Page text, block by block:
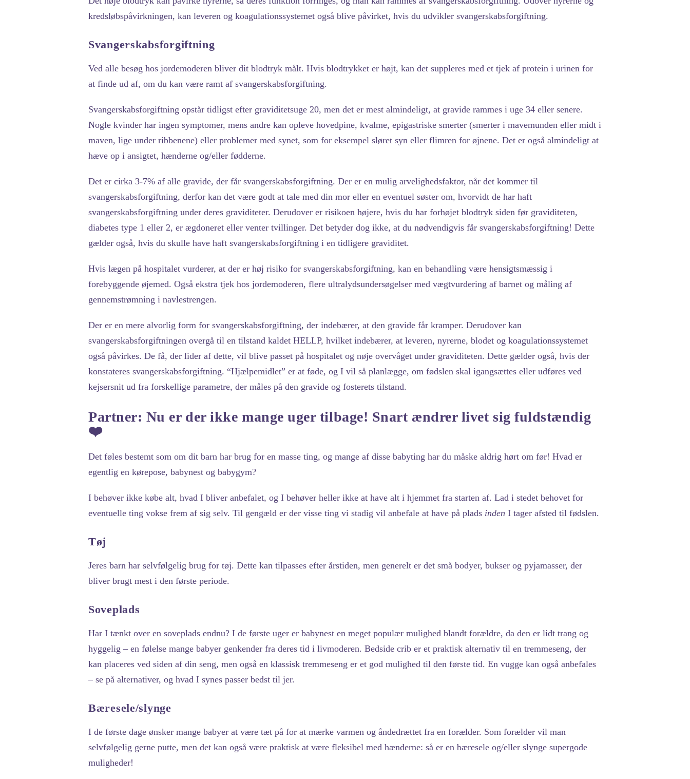
kredsløbspåvirkningen, kan leveren og koagulationssystemet også blive påvirket, hvis du udvikler svangerskabsforgiftning.
Svangerskabsforgiftning
Ved alle besøg hos jordemoderen bliver dit blodtryk målt. Hvis blodtrykket er højt, kan det suppleres med et tjek af protein i urinen for
at finde ud af, om du kan være ramt af svangerskabsforgiftning.
Svangerskabsforgiftning opstår tidligst efter graviditetsuge 20, men det er mest almindeligt, at gravide rammes i uge 34 eller senere.
Nogle kvinder har ingen symptomer, mens andre kan opleve hovedpine, kvalme, epigastriske smerter (smerter i mavemunden eller midt i
maven, lige under ribbenene) eller problemer med synet, som for eksempel sløret syn eller flimren for øjnene. Det er også almindeligt at
hæve op i ansigtet, hænderne og/eller fødderne.
Det er cirka 3-7% af alle gravide, der får svangerskabsforgiftning. Der er en mulig arvelighedsfaktor, når det kommer til
svangerskabsforgiftning, derfor kan det være godt at tale med din mor eller en eventuel søster om, hvorvidt de har haft
svangerskabsforgiftning under deres graviditeter. Derudover er risikoen højere, hvis du har forhøjet blodtryk siden før graviditeten,
diabetes type 1 eller 2, er ægdoneret eller venter tvillinger. Det betyder dog ikke, at du nødvendigvis får svangerskabsforgiftning! Dette
gælder også, hvis du skulle have haft svangerskabsforgiftning i en tidligere graviditet.
Hvis lægen på hospitalet vurderer, at der er høj risiko for svangerskabsforgiftning, kan en behandling være hensigtsmæssig i
forebyggende øjemed. Også ekstra tjek hos jordemoderen, flere ultralydsundersøgelser med vægtvurdering af barnet og måling af
gennemstrømning i navlestrengen.
Der er en mere alvorlig form for svangerskabsforgiftning, der indebærer, at den gravide får kramper. Derudover kan
svangerskabsforgiftningen overgå til en tilstand kaldet HELLP, hvilket indebærer, at leveren, nyrerne, blodet og koagulationssystemet
også påvirkes. De få, der lider af dette, vil blive passet på hospitalet og nøje overvåget under graviditeten. Dette gælder også, hvis der
konstateres svangerskabsforgiftning. “Hjælpemidlet” er at føde, og I vil så planlægge, om fødslen skal igangsættes eller udføres ved
kejsersnit ud fra forskellige parametre, der måles på den gravide og fosterets tilstand.
Partner: Nu er der ikke mange uger tilbage! Snart ændrer livet sig fuldstændig
❤️
Det føles bestemt som om dit barn har brug for en masse ting, og mange af disse babyting har du måske aldrig hørt om før! Hvad er
egentlig en kørepose, babynest og babygym?
I behøver ikke købe alt, hvad I bliver anbefalet, og I behøver heller ikke at have alt i hjemmet fra starten af. Lad i stedet behovet for
eventuelle ting vokse frem af sig selv. Til gengæld er der visse ting vi stadig vil anbefale at have på plads inden I tager afsted til fødslen.
Tøj
Jeres barn har selvfølgelig brug for tøj. Dette kan tilpasses efter årstiden, men generelt er det små bodyer, bukser og pyjamasser, der
bliver brugt mest i den første periode.
Soveplads
Har I tænkt over en soveplads endnu? I de første uger er babynest en meget populær mulighed blandt forældre, da den er lidt trang og
hyggelig – en følelse mange babyer genkender fra deres tid i livmoderen. Bedside crib er et praktisk alternativ til en tremmeseng, der
kan placeres ved siden af din seng, men også en klassisk tremmeseng er et god mulighed til den første tid. En vugge kan også anbefales
– se på alternativer, og hvad I synes passer bedst til jer.
Bæresele/slynge
I de første dage ønsker mange babyer at være tæt på for at mærke varmen og åndedrættet fra en forælder. Som forælder vil man
selvfølgelig gerne putte, men det kan også være praktisk at være fleksibel med hænderne: så er en bæresele og/eller slynge supergode
muligheder!